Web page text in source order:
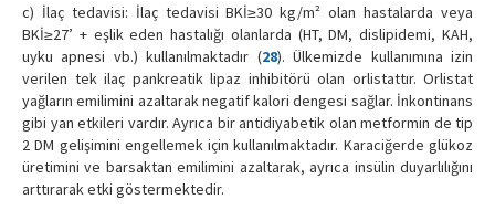
c) İlaç tedavisi: İlaç tedavisi BKİ≥30 kg/m² olan hastalarda veya
BKİ≥27’ + eşlik eden hastalığı olanlarda (HT, DM, dislipidemi, KAH,
uyku apnesi vb.) kullanılmaktadır (28). Ülkemizde kullanımına izin
verilen tek ilaç pankreatik lipaz inhibitörü olan orlistattır. Orlistat
yağların emilimini azaltarak negatif kalori dengesi sağlar. İnkontinans
gibi yan etkileri vardır. Ayrıca bir antidiyabetik olan metformin de tip
2 DM gelişimini engellemek için kullanılmaktadır. Karaciğerde glükoz
üretimini ve barsaktan emilimini azaltarak, ayrıca insülin duyarlılığını
arttırarak etki göstermektedir.